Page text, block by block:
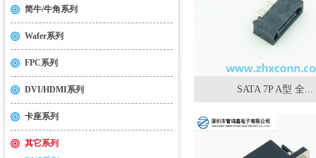
简牛/牛角系列
Wafer系列
FPC系列
DVI/HDMI系列
卡座系列
其它系列
SATA 7P A型 全...